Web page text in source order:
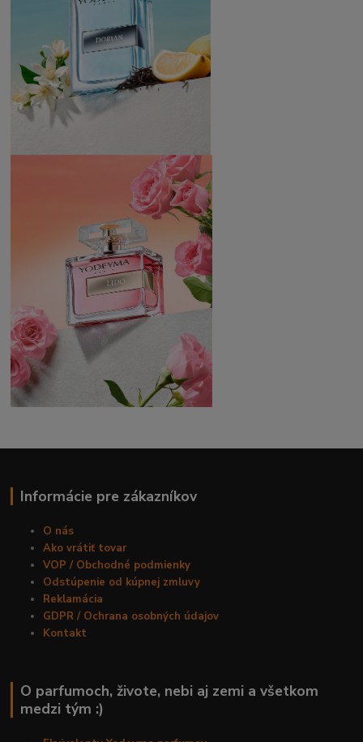
Informácie pre zákazníkov
O nás
Ako vrátiť tovar
VOP / Obchodné podmienky
Odstúpenie od kúpnej zmluvy
Reklamácia
GDPR / Ochrana osobných údajov
Kontakt
O parfumoch, živote, nebi aj zemi a všetkom
medzi tým :)